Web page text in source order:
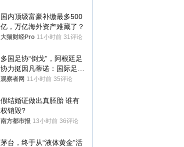
国内顶级富豪补缴最多500
亿，万亿海外资产难藏了？
大猫财经Pro 11小时前 31评论
多国足协“倒戈”，阿根廷足
协力挺因凡蒂诺：国际足联
今后应继续在其领导下前行
观察者网 11小时前 35评论
假结婚证做出真胚胎 谁有
权销毁?
南方都市报 13小时前 36评论
茅台，终于从“液体黄金”活